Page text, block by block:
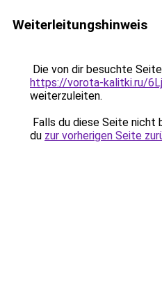
Weiterleitungshinweis
Die von dir besuchte
https://vorota-kalitki.ru/
weiterzuleiten.
Falls du diese Seite nicht
du zur vorherigen Seite